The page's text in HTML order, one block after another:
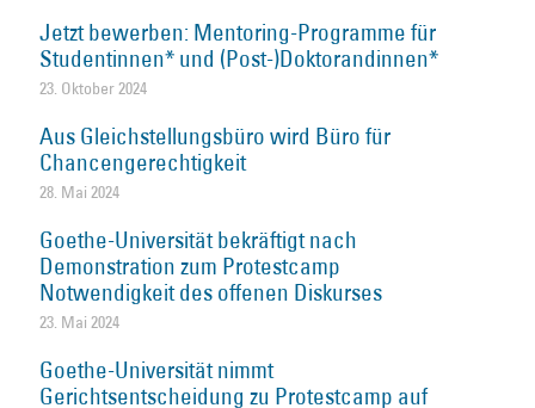
Jetzt bewerben: Mentoring-Programme für
Studentinnen* und (Post-)Doktorandinnen*
23. Oktober 2024
Aus Gleichstellungsbüro wird Büro für
Chancengerechtigkeit
28. Mai 2024
Goethe-Universität bekräftigt nach
Demonstration zum Protestcamp
Notwendigkeit des offenen Diskurses
23. Mai 2024
Goethe-Universität nimmt
Gerichtsentscheidung zu Protestcamp auf